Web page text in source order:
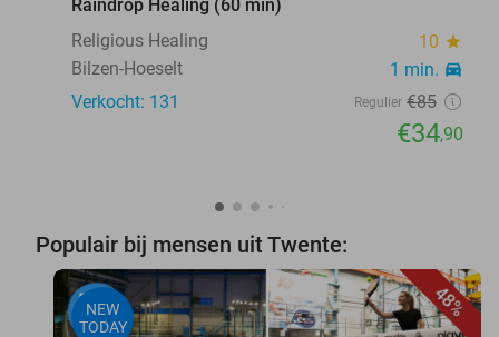
Raindrop Healing (60 min)
Religious Healing
10 star
Bilzen-Hoeselt 1 min. directions_car
Verkocht: 131 Regulier €85
€34,90
Populair bij mensen uit Twente:
48%
NEW
TODAY